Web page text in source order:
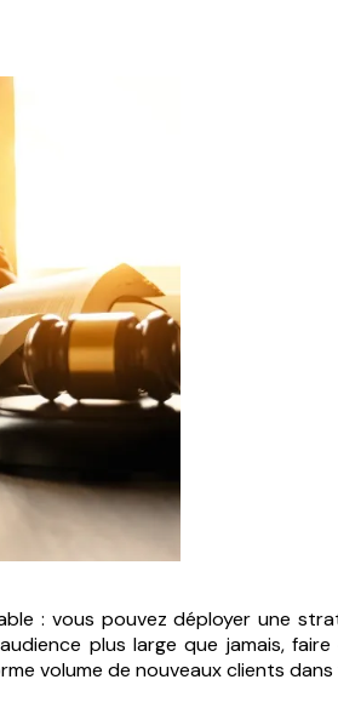
: vous pouvez déployer une
plus large que jamais, faire
volume de nouveaux clients